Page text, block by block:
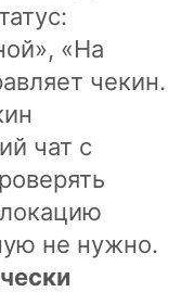
«На
чекин.
чат с
локацию
не нужно.